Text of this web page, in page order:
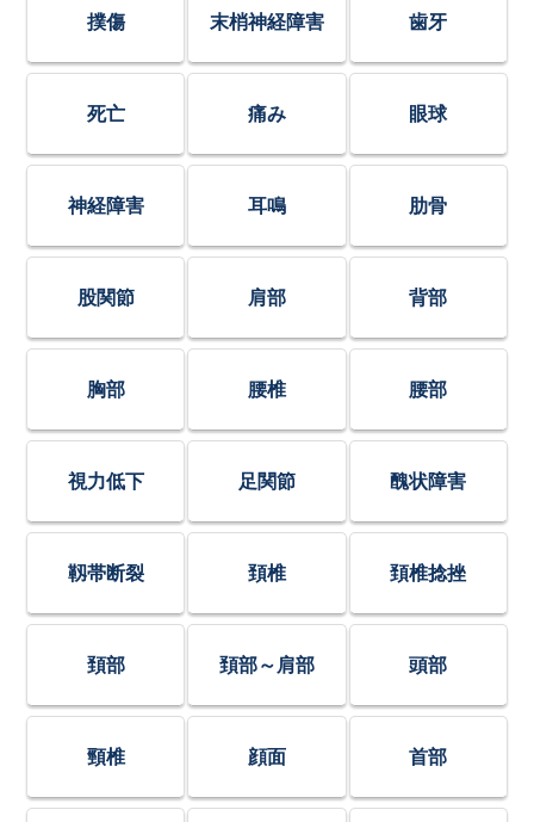
撲傷 末梢神経障害 歯牙
死亡 痛み 眼球
神経障害 耳鳴 肋骨
股関節 肩部 背部
胸部 腰椎 腰部
視力低下 足関節 醜状障害
靱帯断裂 頚椎 頚椎捻挫
頚部 頚部～肩部 頭部
頸椎 顔面 首部